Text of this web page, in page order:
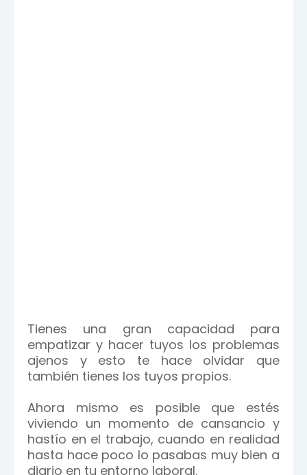
Tienes una gran capacidad para
empatizar y hacer tuyos los problemas
ajenos y esto te hace olvidar que
también tienes los tuyos propios.
Ahora mismo es posible que estés
viviendo un momento de cansancio y
hastío en el trabajo, cuando en realidad
hasta hace poco lo pasabas muy bien a
diario en tu entorno laboral.